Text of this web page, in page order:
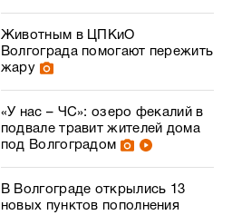
Животным в ЦПКиО
Волгограда помогают пережить
жару
«У нас – ЧС»: озеро фекалий в
подвале травит жителей дома
под Волгоградом
В Волгограде открылись 13
новых пунктов пополнения